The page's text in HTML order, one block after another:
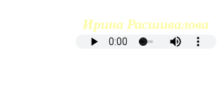
Ирина Расшивалова